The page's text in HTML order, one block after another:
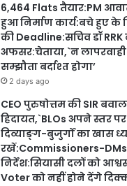
6,464 Flats तैयार:PM
हुआ निर्माण कार्य:बचे हुए के
की Deadline:सचिव डॉ
अफसर:चेताया,`न
सम्झौता बर्दाश्त होगा’
2 days ago
CEO पुरुषोत्तम की SIR
हिदायत,`BLOs अपने स्तर
दिव्याङ्ग-बुजुर्गों का खास
रखें:Commissioners-
निर्देश:सियासी दलों को
Voter को नहीं होने देंगे